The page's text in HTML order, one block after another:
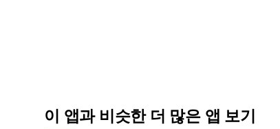
이 앱과 비슷한 더 많은 앱 보기